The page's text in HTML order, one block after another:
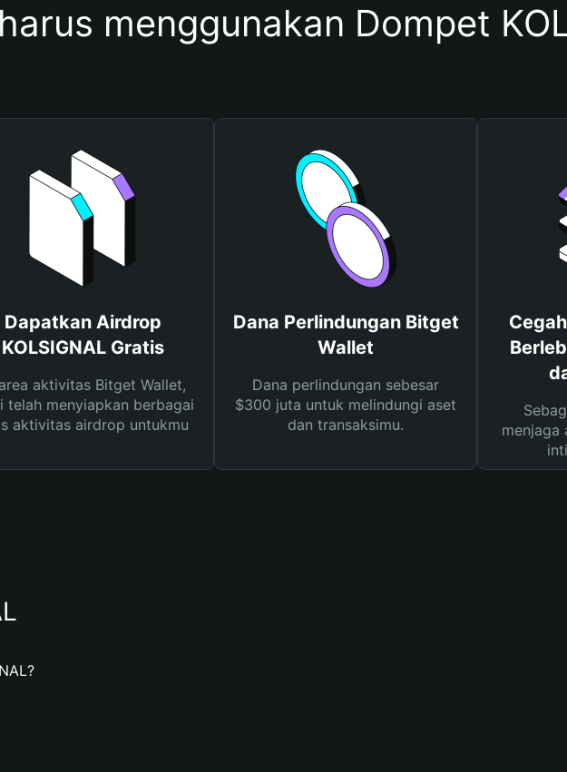
menggunakan Dompet
Dapatkan Airdrop
KOLSIGNAL Gratis
aktivitas Bitget Wallet,
telah menyiapkan berbagai
aktivitas airdrop untukmu
Dana Perlindungan Bitget
Wallet
Dana perlindungan sebesar
$300 juta untuk melindungi aset
dan transaksimu.
menjaga